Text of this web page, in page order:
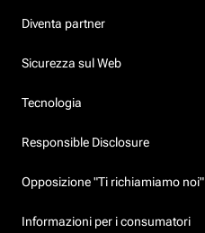
Diventa partner
Sicurezza sul Web
Tecnologia
Responsible Disclosure
Opposizione "Ti richiamiamo noi"
Informazioni per i consumatori